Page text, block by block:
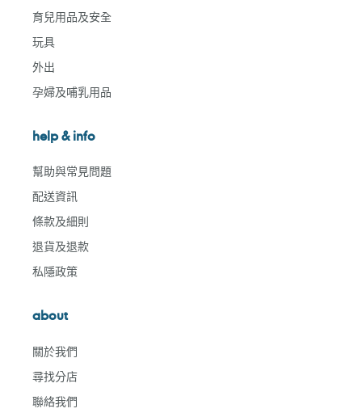
育兒用品及安全
玩具
外出
孕婦及哺乳用品
help & info
幫助與常見問題
配送資訊
條款及細則
退貨及退款
私隱政策
about
關於我們
尋找分店
聯絡我們